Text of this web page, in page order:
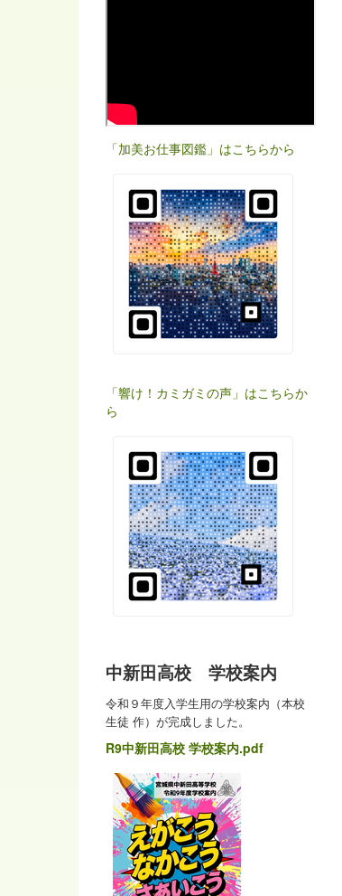
「加美お仕事図鑑」はこちらから
「響け！カミガミの声」はこちらか
ら
中新田高校 学校案内
令和９年度入学生用の学校案内（本校
生徒 作）が完成しました。
R9中新田高校 学校案内.pdf